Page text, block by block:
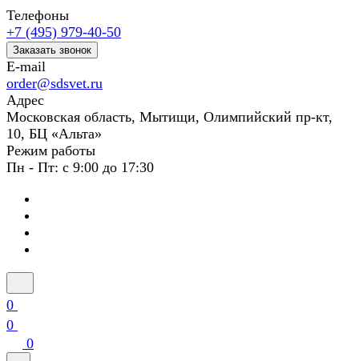
Телефоны
+7 (495) 979-40-50
Заказать звонок
E-mail
order@sdsvet.ru
Адрес
Московская область, Мытищи, Олимпийский пр-кт,
10, БЦ «Альта»
Режим работы
Пн - Пт: с 9:00 до 17:30
0
0
0